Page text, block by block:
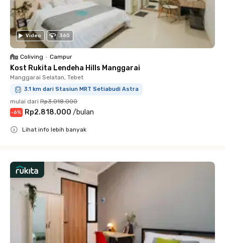
Video 360
Coliving • Campur
Kost Rukita Lendeha Hills Manggarai
Manggarai Selatan, Tebet
3.1 km dari Stasiun MRT Setiabudi Astra
mulai dari Rp3.018.000
-6% Rp2.818.000 /bulan
Lihat info lebih banyak